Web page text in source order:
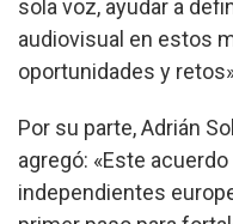
sola voz, ayudar a
audiovisual en estos
oportunidades y
Por su parte, Adrián
agregó: «Este
independientes